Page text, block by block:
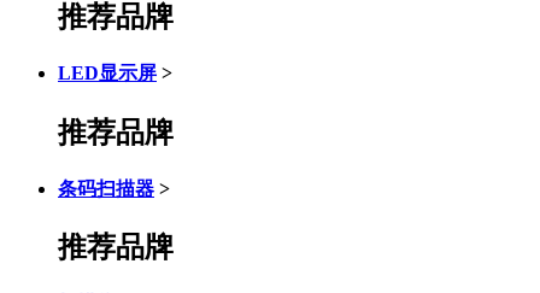
推荐品牌
LED显示屏 >
推荐品牌
条码扫描器 >
推荐品牌